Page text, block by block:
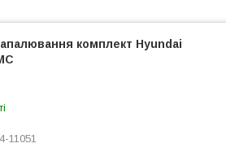
комплект Hyundai
11051